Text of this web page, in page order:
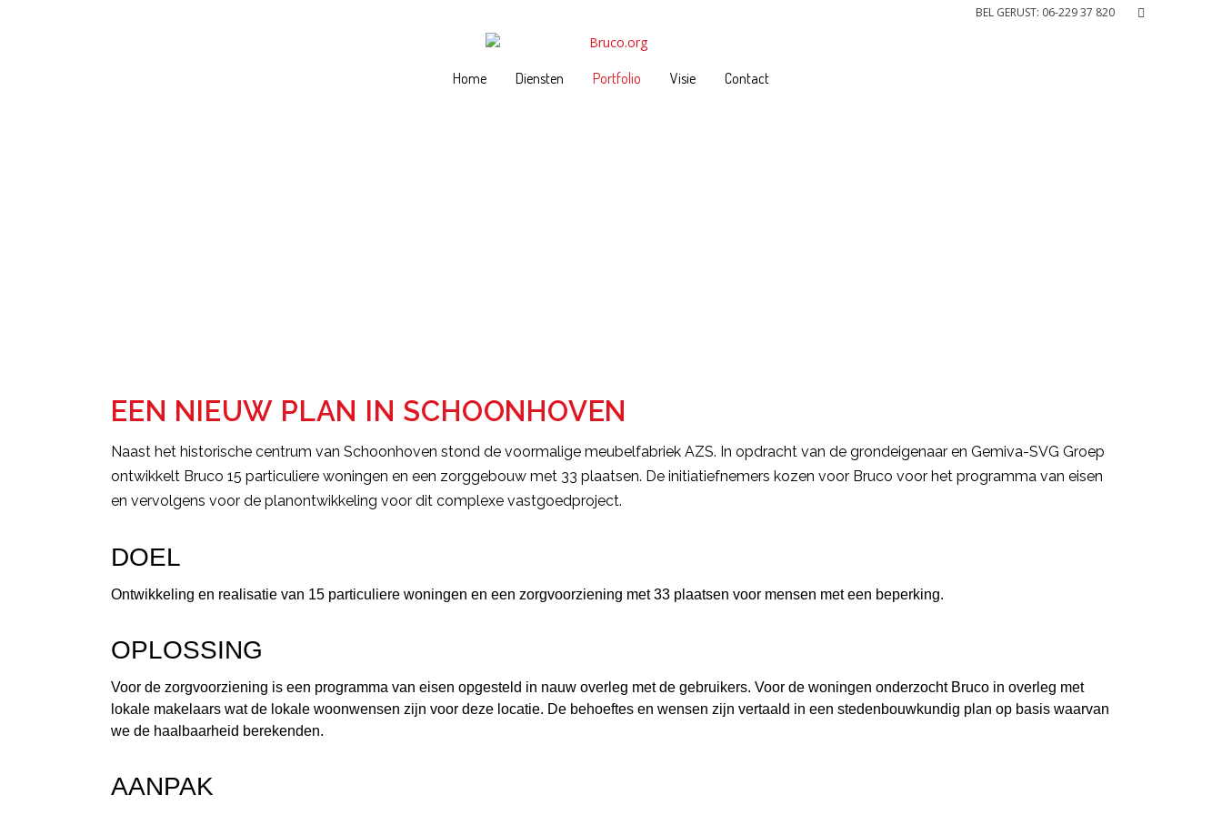
BEL GERUST: 06-229 37 820
Home Diensten Portfolio Visie Contact
EEN NIEUW PLAN IN SCHOONHOVEN
Naast het historische centrum van Schoonhoven stond de voormalige meubelfabriek AZS. In opdracht van de grondeigenaar en Gemiva-SVG Groep
ontwikkelt Bruco 15 particuliere woningen en een zorggebouw met 33 plaatsen. De initiatiefnemers kozen voor Bruco voor het programma van eisen
en vervolgens voor de planontwikkeling voor dit complexe vastgoedproject.
DOEL
Ontwikkeling en realisatie van 15 particuliere woningen en een zorgvoorziening met 33 plaatsen voor mensen met een beperking.
OPLOSSING
Voor de zorgvoorziening is een programma van eisen opgesteld in nauw overleg met de gebruikers. Voor de woningen onderzocht Bruco in overleg met
lokale makelaars wat de lokale woonwensen zijn voor deze locatie. De behoeftes en wensen zijn vertaald in een stedenbouwkundig plan op basis waarvan
we de haalbaarheid berekenden.
AANPAK